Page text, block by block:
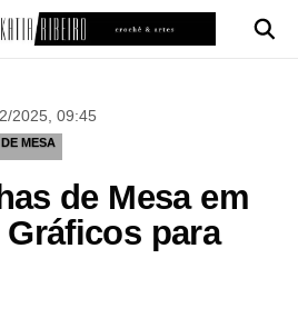
2025, 09:45
MESA
de Mesa em
para